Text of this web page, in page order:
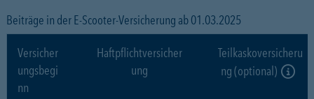
Beiträge in der E-Scooter-Versicherung ab 01.03.2025
Versicher
ungsbegi
nn
Haftpflichtversicher
ung
Teilkaskoversicheru
ng (optional)